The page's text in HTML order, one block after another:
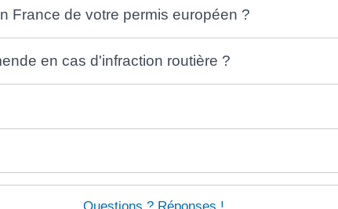
France de votre permis européen ?
en cas d'infraction routière ?